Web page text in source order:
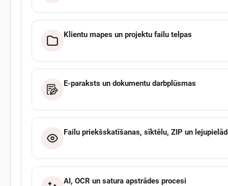
Klientu mapes un projektu failu telpas
E-paraksts un dokumentu darbplūsmas
Failu priekšskatīšanas, sīktēlu, ZIP un
AI, OCR un satura apstrādes procesi